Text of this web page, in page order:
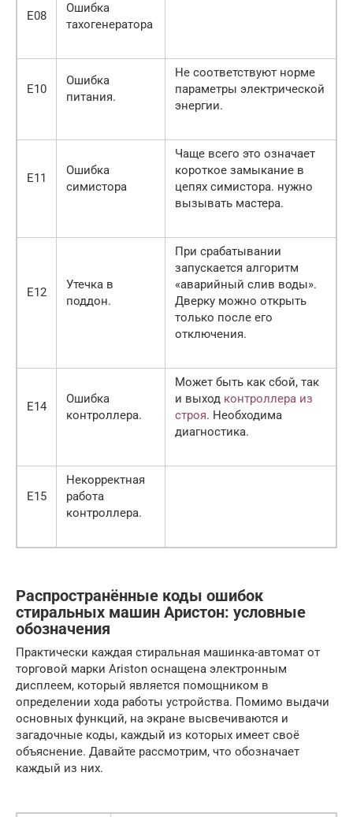
Е08
Ошибка
тахогенератора
Е10
Ошибка
питания.
Не соответствуют норме
параметры электрической
энергии.
Е11
Ошибка
симистора
Чаще всего это означает
короткое замыкание в
цепях симистора. нужно
вызывать мастера.
Е12
Утечка в
поддон.
При срабатывании
запускается алгоритм
«аварийный слив воды».
Дверку можно открыть
только после его
отключения.
Е14
Ошибка
контроллера.
Может быть как сбой, так
и выход контроллера из
строя. Необходима
диагностика.
Е15
Некорректная
работа
контроллера.
Распространённые коды ошибок
стиральных машин Аристон: условные
обозначения
Практически каждая стиральная машинка-автомат от
торговой марки Ariston оснащена электронным
дисплеем, который является помощником в
определении хода работы устройства. Помимо выдачи
основных функций, на экране высвечиваются и
загадочные коды, каждый из которых имеет своё
объяснение. Давайте рассмотрим, что обозначает
каждый из них.